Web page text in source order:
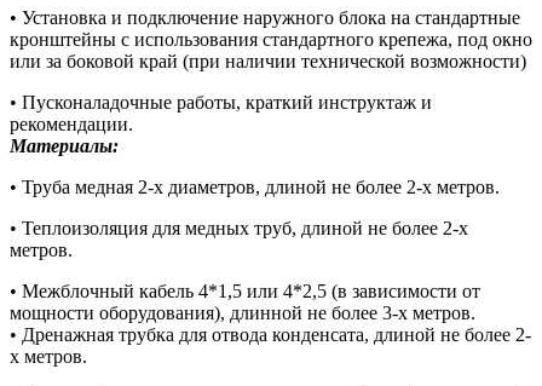
• Установка и подключение наружного блока на стандартные
кронштейны с использования стандартного крепежа, под окно
или за боковой край (при наличии технической возможности)
• Пусконаладочные работы, краткий инструктаж и
рекомендации.
Материалы:
• Труба медная 2-х диаметров, длиной не более 2-х метров.
• Теплоизоляция для медных труб, длиной не более 2-х
метров.
• Межблочный кабель 4*1,5 или 4*2,5 (в зависимости от
мощности оборудования), длинной не более 3-х метров.
• Дренажная трубка для отвода конденсата, длиной не более 2-
х метров.